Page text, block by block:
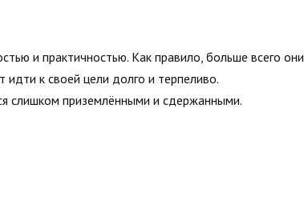
и практичностью. Как правило, больше всего они
к своей цели долго и терпеливо.
слишком приземлёнными и сдержанными.